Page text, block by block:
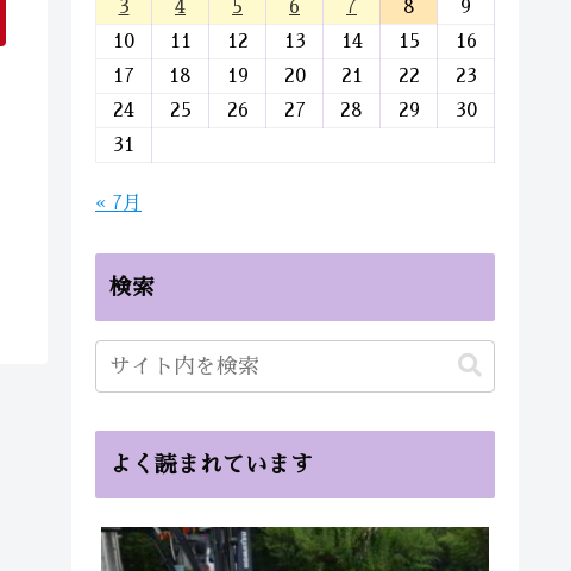
3
4 5 6 7 8
9
10
11 12 13 14 15
16
17
18 19 20 21 22
23
24
25 26 27 28 29
30
31
« 7月
検索
よく読まれています